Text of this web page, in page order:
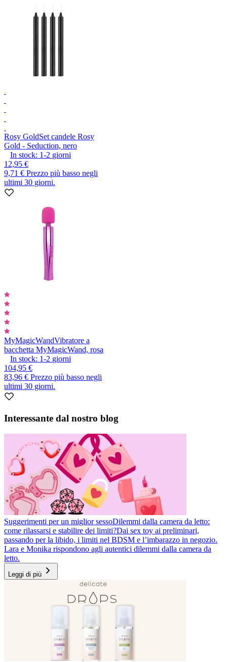
Rosy GoldSet candele Rosy
Gold - Seduction, nero
In stock: 1-2 giorni
12,95 €
9,71 € Prezzo più basso negli
ultimi 30 giorni.
MyMagicWandVibratore a
bacchetta MyMagicWand, rosa
In stock: 1-2 giorni
104,95 €
83,96 € Prezzo più basso negli
ultimi 30 giorni.
Interessante dal nostro blog
Suggerimenti per un miglior sessoDilemmi dalla camera da letto:
come rilassarsi e stabilire dei limiti?Dai sex toy ai preliminari,
passando per la libido, i limiti nel BDSM e l’imbarazzo in negozio.
Lara e Monika rispondono agli autentici dilemmi dalla camera da
letto.
Leggi di più